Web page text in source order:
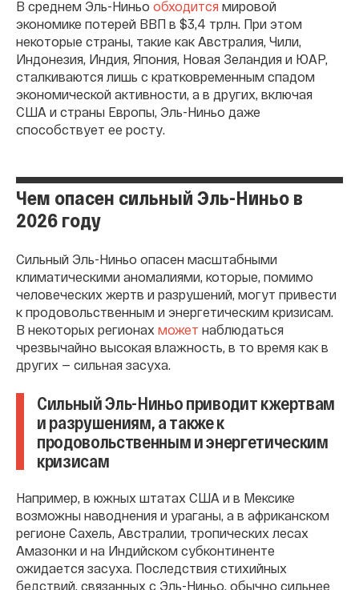
В среднем Эль-Ниньо обходится мировой
экономике потерей ВВП в $3,4 трлн. При этом
некоторые страны, такие как Австралия, Чили,
Индонезия, Индия, Япония, Новая Зеландия и ЮАР,
сталкиваются лишь с кратковременным спадом
экономической активности, а в других, включая
США и страны Европы, Эль-Ниньо даже
способствует ее росту.
Чем опасен сильный Эль-Ниньо в
2026 году
Сильный Эль-Ниньо опасен масштабными
климатическими аномалиями, которые, помимо
человеческих жертв и разрушений, могут привести
к продовольственным и энергетическим кризисам.
В некоторых регионах может наблюдаться
чрезвычайно высокая влажность, в то время как в
других — сильная засуха.
Сильный Эль-Ниньо приводит к жертвам
и разрушениям, а также к
продовольственным и энергетическим
кризисам
Например, в южных штатах США и в Мексике
возможны наводнения и ураганы, а в африканском
регионе Сахель, Австралии, тропических лесах
Амазонки и на Индийском субконтиненте
ожидается засуха. Последствия стихийных
бедствий, связанных с Эль-Ниньо, обычно сильнее